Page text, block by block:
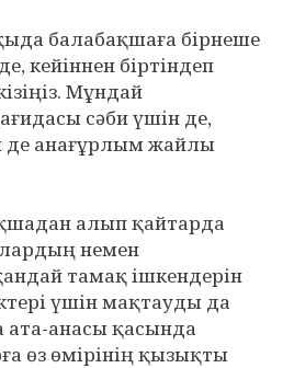
балабақшаға бірнеше
кейіннен біртіндеп
Мұндай
сәби үшін де,
де анағұрлым жайлы
алып қайтарда
немен
тамақ ішкендерін
үшін мақтауды да
анасы қасында
өз өмірінің қызықты